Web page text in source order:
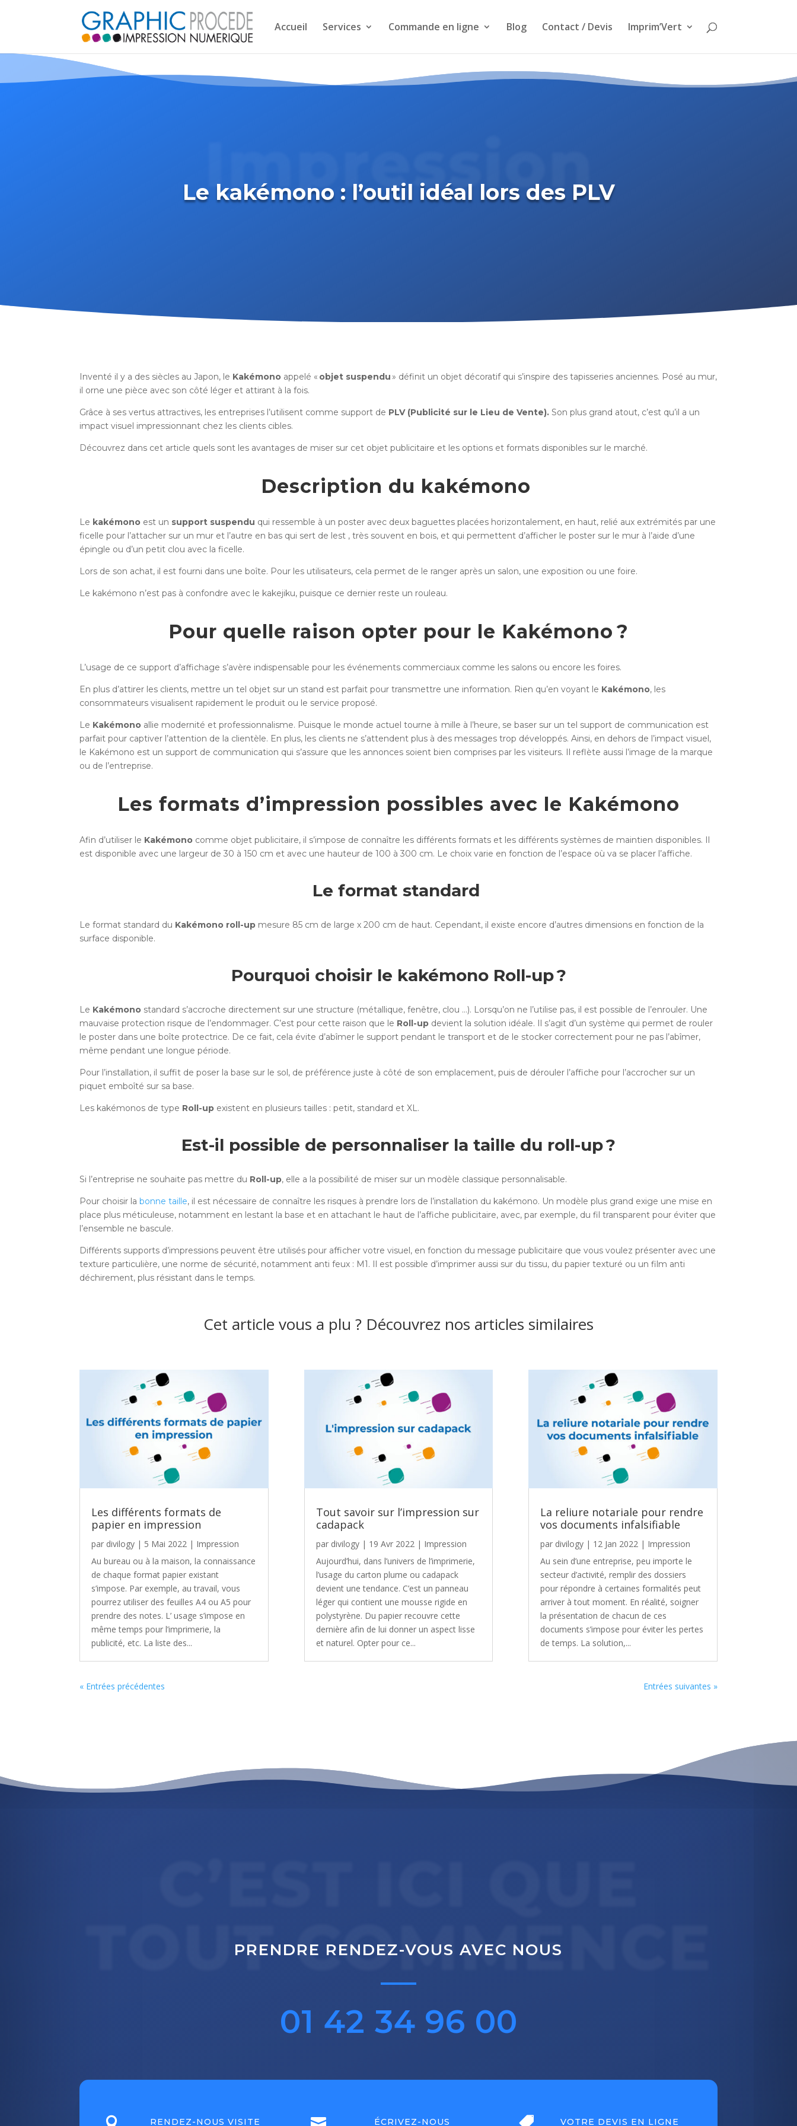
Accueil Services Commande en ligne Blog Contact / Devis Imprim’Vert
Impression
Le kakémono : l’outil idéal lors des PLV
Inventé il y a des siècles au Japon, le Kakémono appelé « objet suspendu» définit un objet décoratif qui s’inspire des tapisseries anciennes. Posé au mur,
il orne une pièce avec son côté léger et attirant à la fois.
Grâce à ses vertus attractives, les entreprises l’utilisent comme support de PLV (Publicité sur le Lieu de Vente). Son plus grand atout, c’est qu’il a un
impact visuel impressionnant chez les clients cibles.
Découvrez dans cet article quels sont les avantages de miser sur cet objet publicitaire et les options et formats disponibles sur le marché.
Description du kakémono
Le kakémono est un support suspendu qui ressemble à un poster avec deux baguettes placées horizontalement, en haut, relié aux extrémités par une
ficelle pour l’attacher sur un mur et l’autre en bas qui sert de lest , très souvent en bois, et qui permettent d’afficher le poster sur le mur à l’aide d’une
épingle ou d’un petit clou avec la ficelle.
Lors de son achat, il est fourni dans une boîte. Pour les utilisateurs, cela permet de le ranger après un salon, une exposition ou une foire.
Le kakémono n’est pas à confondre avec le kakejiku, puisque ce dernier reste un rouleau.
Pour quelle raison opter pour le Kakémono ?
L’usage de ce support d’affichage s’avère indispensable pour les événements commerciaux comme les salons ou encore les foires.
En plus d’attirer les clients, mettre un tel objet sur un stand est parfait pour transmettre une information. Rien qu’en voyant le Kakémono, les
consommateurs visualisent rapidement le produit ou le service proposé.
Le Kakémono allie modernité et professionnalisme. Puisque le monde actuel tourne à mille à l’heure, se baser sur un tel support de communication est
parfait pour captiver l’attention de la clientèle. En plus, les clients ne s’attendent plus à des messages trop développés. Ainsi, en dehors de l’impact visuel,
le Kakémono est un support de communication qui s’assure que les annonces soient bien comprises par les visiteurs. Il reflète aussi l’image de la marque
ou de l’entreprise.
Les formats d’impression possibles avec le Kakémono
Afin d’utiliser le Kakémono comme objet publicitaire, il s’impose de connaître les différents formats et les différents systèmes de maintien disponibles. Il
est disponible avec une largeur de 30 à 150 cm et avec une hauteur de 100 à 300 cm. Le choix varie en fonction de l’espace où va se placer l’affiche.
Le format standard
Le format standard du Kakémono roll-up mesure 85 cm de large x 200 cm de haut. Cependant, il existe encore d’autres dimensions en fonction de la
surface disponible.
Pourquoi choisir le kakémono Roll-up ?
Le Kakémono standard s’accroche directement sur une structure (métallique, fenêtre, clou …). Lorsqu’on ne l’utilise pas, il est possible de l’enrouler. Une
mauvaise protection risque de l’endommager. C’est pour cette raison que le Roll-up devient la solution idéale. Il s’agit d’un système qui permet de rouler
le poster dans une boîte protectrice. De ce fait, cela évite d’abîmer le support pendant le transport et de le stocker correctement pour ne pas l’abîmer,
même pendant une longue période.
Pour l’installation, il suffit de poser la base sur le sol, de préférence juste à côté de son emplacement, puis de dérouler l’affiche pour l’accrocher sur un
piquet emboîté sur sa base.
Les kakémonos de type Roll-up existent en plusieurs tailles : petit, standard et XL.
Est-il possible de personnaliser la taille du roll-up ?
Si l’entreprise ne souhaite pas mettre du Roll-up, elle a la possibilité de miser sur un modèle classique personnalisable.
Pour choisir labonne taille, il est nécessaire de connaître les risques à prendre lors de l’installation du kakémono. Un modèle plus grand exige une mise en
place plus méticuleuse, notamment en lestant la base et en attachant le haut de l’affiche publicitaire, avec, par exemple, du fil transparent pour éviter que
l’ensemble ne bascule.
Différents supports d’impressions peuvent être utilisés pour afficher votre visuel, en fonction du message publicitaire que vous voulez présenter avec une
texture particulière, une norme de sécurité, notamment anti feux : M1. Il est possible d’imprimer aussi sur du tissu, du papier texturé ou un film anti
déchirement, plus résistant dans le temps.
Cet article vous a plu ? Découvrez nos articles similaires
Les différents formats de
papier en impression
par divilogy | 5 Mai 2022 | Impression
Au bureau ou à la maison, la connaissance
de chaque format papier existant
s’impose. Par exemple, au travail, vous
pourrez utiliser des feuilles A4 ou A5 pour
prendre des notes. L’ usage s’impose en
même temps pour l’imprimerie, la
publicité, etc. La liste des...
Tout savoir sur l’impression sur
cadapack
par divilogy| 19 Avr 2022 | Impression
Aujourd’hui, dans l’univers de l’imprimerie,
l’usage du carton plume ou cadapack
devient une tendance. C’est un panneau
léger qui contient une mousse rigide en
polystyrène. Du papier recouvre cette
dernière afin de lui donner un aspect lisse
et naturel. Opter pour ce...
La reliure notariale pour rendre
vos documents infalsifiable
par divilogy| 12 Jan 2022 | Impression
Au sein d’une entreprise, peu importe le
secteur d’activité, remplir des dossiers
pour répondre à certaines formalités peut
arriver à tout moment. En réalité, soigner
la présentation de chacun de ces
documents s’impose pour éviter les pertes
de temps. La solution,...
« Entrées précédentes Entrées suivantes »
TOUT COMMENCE
PRENDRE RENDEZ-VOUS AVEC NOUS
01 42 34 96 00
RENDEZ-NOUS VISITE ÉCRIVEZ-NOUS VOTRE DEVIS EN LIGNE